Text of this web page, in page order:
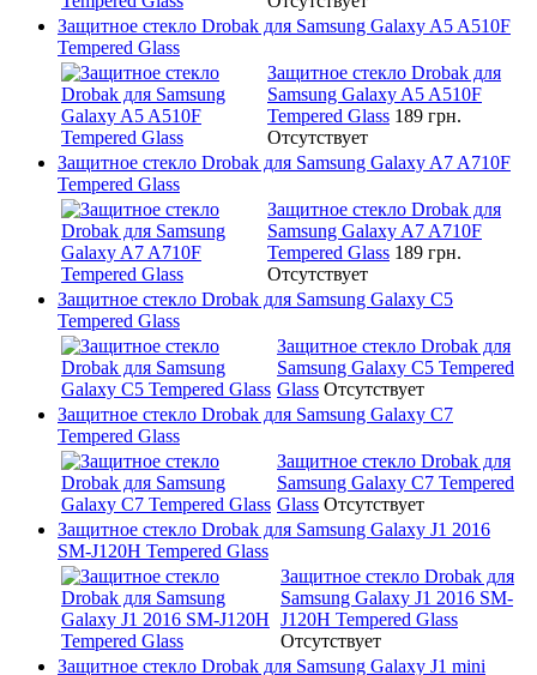
Защитное стекло Drobak для Samsung Galaxy A5 A510F
Tempered Glass
Защитное стекло Drobak для
Samsung Galaxy A5 A510F
Tempered Glass 189 грн.
Отсутствует
Защитное стекло Drobak для Samsung Galaxy A7 A710F
Tempered Glass
Защитное стекло Drobak для
Samsung Galaxy A7 A710F
Tempered Glass 189 грн.
Отсутствует
Защитное стекло Drobak для Samsung Galaxy C5
Tempered Glass
Защитное стекло Drobak для
Samsung Galaxy C5 Tempered
Glass Отсутствует
Защитное стекло Drobak для Samsung Galaxy C7
Tempered Glass
Защитное стекло Drobak для
Samsung Galaxy C7 Tempered
Glass Отсутствует
Защитное стекло Drobak для Samsung Galaxy J1 2016
SM-J120H Tempered Glass
Защитное стекло Drobak для
Samsung Galaxy J1 2016 SM-
J120H Tempered Glass
Отсутствует
Защитное стекло Drobak для Samsung Galaxy J1 mini